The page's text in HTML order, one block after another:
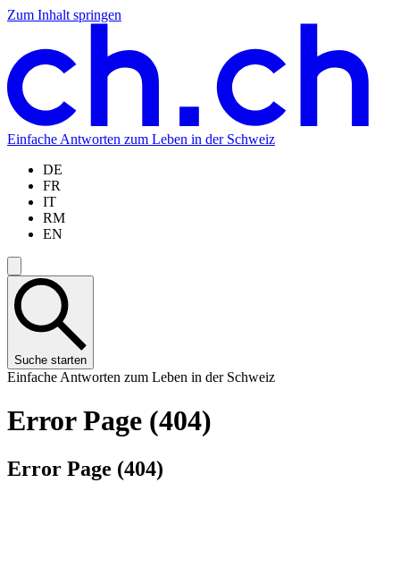
Zum Inhalt springen
Zum
springen
Zur
springen
Zur
springen
Zur
springen
Einfache Antworten zum Leben in der Schweiz
DE
FR
IT
RM
EN
Suche starten
Einfache Antworten zum Leben in der Schweiz
Error Page (404)
Error Page (404)